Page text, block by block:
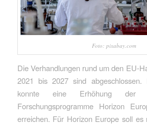
Foto: pixabay.com
Die Verhandlungen rund um den EU-
2021 bis 2027 sind abgeschlossen.
konnte eine Erhöhung
Forschungsprogramme Horizon
erreichen. Für Horizon Europe soll es